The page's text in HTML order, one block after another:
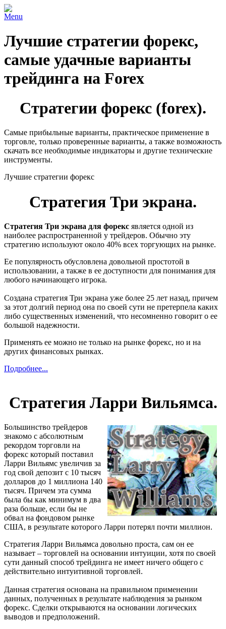
Menu
Лучшие стратегии форекс,
самые удачные варианты
трейдинга на Forex
Стратегии форекс (forex).
Самые прибыльные варианты, практическое применение в
торговле, только проверенные варианты, а также возможность
скачать все необходимые индикаторы и другие технические
инструменты.
Лучшие стратегии форекс
Стратегия Три экрана.
Стратегия Три экрана для форекс является одной из
наиболее распространенной у трейдеров. Обычно эту
стратегию используют около 40% всех торгующих на рынке.
Ее популярность обусловлена довольной простотой в
использовании, а также в ее доступности для понимания для
любого начинающего игрока.
Создана стратегия Три экрана уже более 25 лет назад, причем
за этот долгий период она по своей сути не претерпела каких
либо существенных изменений, что несомненно говорит о ее
большой надежности.
Применять ее можно не только на рынке форекс, но и на
других финансовых рынках.
Подробнее...
Стратегия Ларри Вильямса.
Большинство трейдеров
знакомо с абсолютным
рекордом торговли на
форекс который поставил
Ларри Вильямс увеличив за
год свой депозит с 10 тысяч
долларов до 1 миллиона 140
тысяч. Причем эта сумма
была бы как минимум в два
раза больше, если бы не
обвал на фондовом рынке
США, в результате которого Ларри потерял почти миллион.
Стратегия Ларри Вильямса довольно проста, сам он ее
называет – торговлей на основании интуиции, хотя по своей
сути данный способ трейдинга не имеет ничего общего с
действительно интуитивной торговлей.
Данная стратегия основана на правильном применении
данных, полученных в результате наблюдения за рынком
форекс. Сделки открываются на основании логических
выводов и предположений.